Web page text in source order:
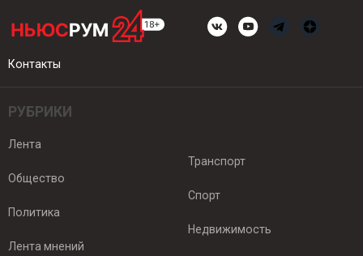
Контакты
РУБРИКИ
Лента
Общество
Политика
Лента мнений
Транспорт
Спорт
Недвижимость